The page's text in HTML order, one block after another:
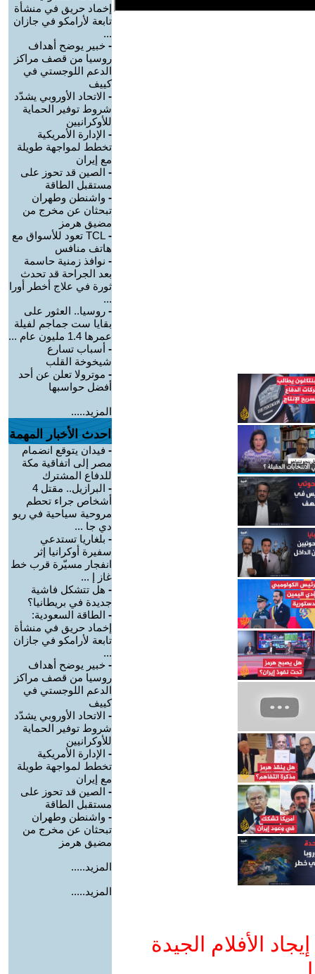
الأفلام الجيدة
إخماد حريق في منشأة
تابعة لأرامكو في جازان
...
- خبير يوضح أهداف
روسيا من قصف مراكز
الدعم اللوجستي في
كييف
- الاتحاد الأوروبي يشدّد
شروط توفير الحماية
للأوكرانيين
- الإدارة الأمريكية
تخطط لمواجهة طويلة
مع إيران
- الصين قد تحوز على
مستقبل الطاقة
- واشنطن وطهران
تبحثان عن مخرج من
مضيق هرمز
-
TCL تعود للأسواق مع
هاتف منافس
- نوافذ زمنية حاسمة
بعد الجراحة قد تحدث
ثورة في علاج أخطر أورا
...
- روسيا.. العثور على
بقايا ست جماجم لفيلة
عمرها 1.4 مليون عام ...
- أسباب تسارع
شيخوخة القلب
- موترولا تعلن عن أحد
أفضل حواسبها
المزيد.....
احدث الأخبار المهمة
- فيدان يتوقع انضمام
مصر إلى اتفاقية مكة
للدفاع المشترك
-
البرازيل.. مقتل 4
أشخاص جراء تحطم
مروحية سياحية في ريو
دي جا ...
- بلغاريا تستدعي
سفيرة أوكرانيا إثر
انفجار مسيّرة قرب خط
غاز إ ...
- هل تتشكل فاشية
جديدة في بريطانيا؟
- الطاقة السعودية:
إخماد حريق في منشأة
تابعة لأرامكو في جازان
...
- خبير يوضح أهداف
روسيا من قصف مراكز
الدعم اللوجستي في
كييف
- الاتحاد الأوروبي يشدّد
شروط توفير الحماية
للأوكرانيين
- الإدارة الأمريكية
تخطط لمواجهة طويلة
مع إيران
- الصين قد تحوز على
مستقبل الطاقة
- واشنطن وطهران
تبحثان عن مخرج من
مضيق هرمز
المزيد.....
المزيد.....